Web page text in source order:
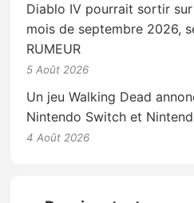
Diablo IV pourrait sortir
mois de septembre 2026,
RUMEUR
5 Août 2026
Un jeu Walking Dead
Nintendo Switch et
4 Août 2026